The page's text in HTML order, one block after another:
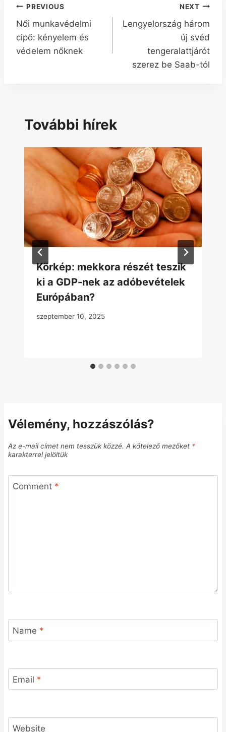
Bejegyzés
navigáció
PREVIOUS
Női munkavédelmi
cipő: kényelem és
védelem nőknek
NEXT
Lengyelország három
új svéd
tengeralattjárót
szerez be Saab-tól
További hírek
Körkép: mekkora részét teszik
ki a GDP-nek az adóbevételek
Európában?
szeptember 10, 2025
Vélemény, hozzászólás?
Az e-mail címet nem tesszük közzé. A kötelező mezőket *
karakterrel jelöltük
Comment *
Name *
Email *
Website